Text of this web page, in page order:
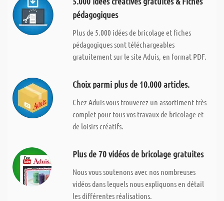
pédagogiques
Plus de 5.000 idées de bricolage et fiches
pédagogiques sont téléchargeables
gratuitement sur le site Aduis, en format PDF.
Choix parmi plus de 10.000 articles.
Chez Aduis vous trouverez un assortiment très
complet pour tous vos travaux de bricolage et
de loisirs créatifs.
Plus de 70 vidéos de bricolage gratuites
Nous vous soutenons avec nos nombreuses
vidéos dans lequels nous expliquons en détail
les différentes réalisations.